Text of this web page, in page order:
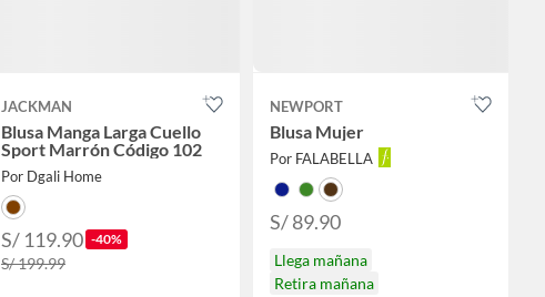
JACKMAN
Blusa Manga Larga Cuello
Sport Marrón Código 102
Por Dgali Home
S/ 119.90 -40%
S/ 199.99
NEWPORT
Blusa Mujer
Por FALABELLA
S/ 89.90
Llega mañana
Retira mañana